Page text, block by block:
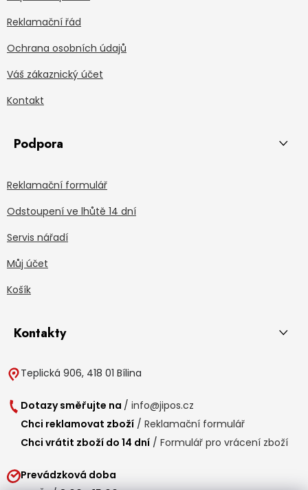
Reklamační řád
Ochrana osobních údajů
Váš zákaznický účet
Kontakt
Podpora
Reklamační formulář
Odstoupení ve lhůtě 14 dní
Servis nářadí
Můj účet
Košík
Kontakty
Teplická 906, 418 01 Bílina
Dotazy směřujte na / info@jipos.cz
Chci reklamovat zboží / Reklamační formulář
Chci vrátit zboží do 14 dní / Formulář pro vrácení zboží
Prevádzková doba